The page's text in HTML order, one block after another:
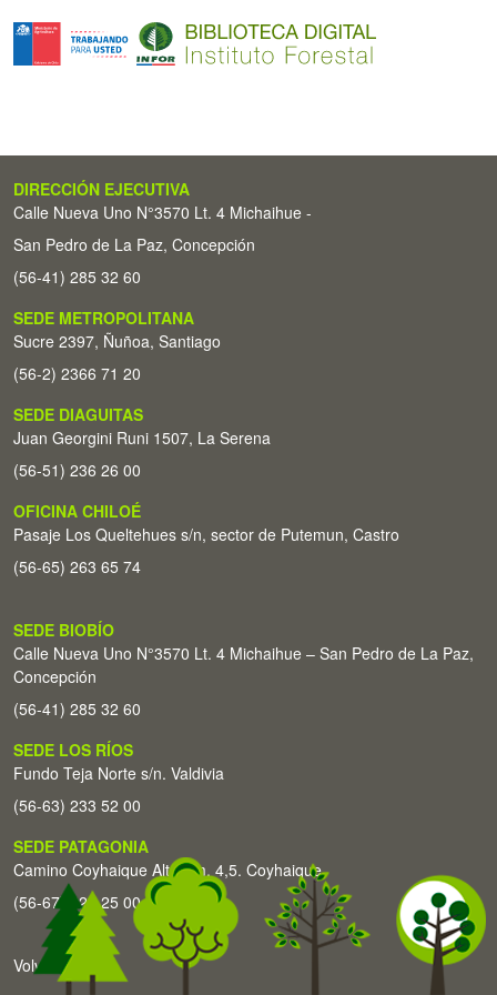
DIRECCIÓN EJECUTIVA
Calle Nueva Uno N°3570 Lt. 4 Michaihue -
San Pedro de La Paz, Concepción
(56-41) 285 32 60
SEDE METROPOLITANA
Sucre 2397, Ñuñoa, Santiago
(56-2) 2366 71 20
SEDE DIAGUITAS
Juan Georgini Runi 1507, La Serena
(56-51) 236 26 00
OFICINA CHILOÉ
Pasaje Los Queltehues s/n, sector de Putemun, Castro
(56-65) 263 65 74
SEDE BIOBÍO
Calle Nueva Uno N°3570 Lt. 4 Michaihue – San Pedro de La Paz,
Concepción
(56-41) 285 32 60
SEDE LOS RÍOS
Fundo Teja Norte s/n. Valdivia
(56-63) 233 52 00
SEDE PATAGONIA
Camino Coyhaique Alto Km. 4,5. Coyhaique
(56-67) 226 25 00
Volver arriba